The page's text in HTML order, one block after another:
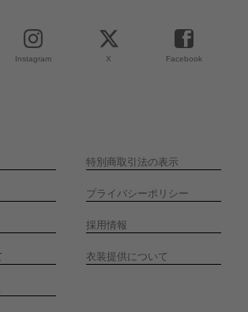
Instagram X Facebook
特別商取引法の表示
プライバシーポリシー
採用情報
衣装提供について